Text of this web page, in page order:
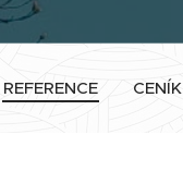
REFERENCE CENÍK